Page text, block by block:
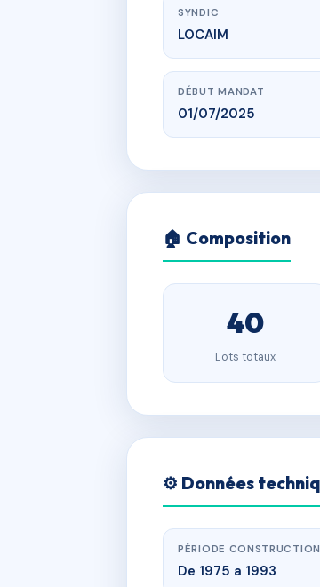
SYNDIC
LOCAIM
DÉBUT MANDAT
01/07/2025
🏠 Composition
40
Lots totaux
⚙️ Données
PÉRIODE CONSTRUCTION
De 1975 a 1993